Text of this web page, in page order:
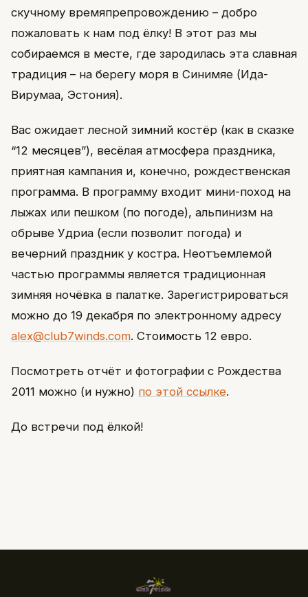
скучному времяпрепровождению – добро
пожаловать к нам под ёлку! В этот раз мы
собираемся в месте, где зародилась эта славная
традиция – на берегу моря в Синимяе (Ида-
Вирумаа, Эстония).
Вас ожидает лесной зимний костёр (как в сказке
“12 месяцев”), весёлая атмосфера праздника,
приятная кампания и, конечно, рождественская
программа. В программу входит мини-поход на
лыжах или пешком (по погоде), альпинизм на
обрыве Удриа (если позволит погода) и
вечерний праздник у костра. Неотъемлемой
частью программы является традиционная
зимняя ночёвка в палатке. Зарегистрироваться
можно до 19 декабря по электронному адресу
alex@club7winds.com. Стоимость 12 евро.
Посмотреть отчёт и фотографии с Рождества
2011 можно (и нужно) по этой ссылке.
До встречи под ёлкой!